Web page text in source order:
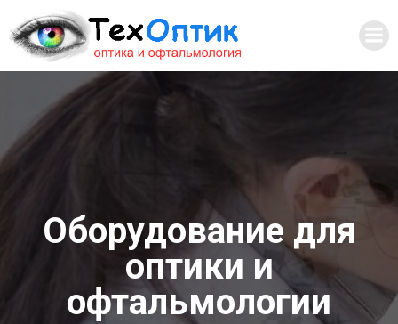
к
содержимому
Оборудование для
оптики и
офтальмологии